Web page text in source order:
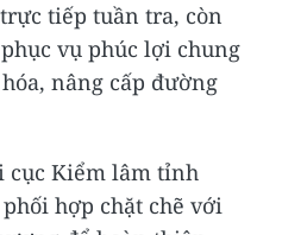
tiếp tuần tra, còn
vụ phúc lợi chung
nâng cấp đường
cục Kiểm lâm tỉnh
hợp chặt chẽ với